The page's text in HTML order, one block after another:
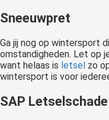
Sneeuwpret
Ga jij nog op wintersport
omstandigheden. Let op
want helaas is letsel zo
wintersport is voor
SAP